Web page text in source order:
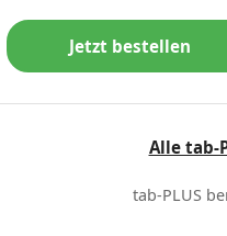
Jetzt bestellen
Alle tab-
tab-PLUS